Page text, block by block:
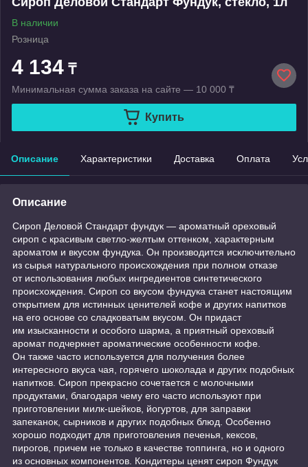
В наличии
Розница
4 134 ₸
Минимальная сумма заказа на сайте — 10 000 ₸
Купить
Описание Характеристики Доставка Оплата
Описание
Сироп Деловой Стандарт фундук — ароматный ореховый
сироп с красивым светло-желтым оттенком, характерным
ароматом и вкусом фундука. Он производится исключительно
из сырья натурального происхождения при полном отказе
от использования любых ингредиентов синтетического
происхождения. Сироп со вкусом фундука станет настоящим
открытием для истинных ценителей кофе и других напитков
на его основе со сладковатым вкусом. Он придаст
им изысканности и особого шарма, а приятный ореховый
аромат подчеркнет ароматические особенности кофе.
Он также часто используется для получения более
интересного вкуса чая, горячего шоколада и других подобных
напитков. Сироп прекрасно сочетается с молочными
продуктами, благодаря чему его часто используют при
приготовлении милк-шейков, йогуртов, для заправки
запеканок, сырников и других подобных блюд. Особенно
хорошо подходит для приготовления печенья, кексов,
пирогов, причем не только в качестве топпинга, но и одного
из основных компонентов. Кондитеры ценят сироп Фундук